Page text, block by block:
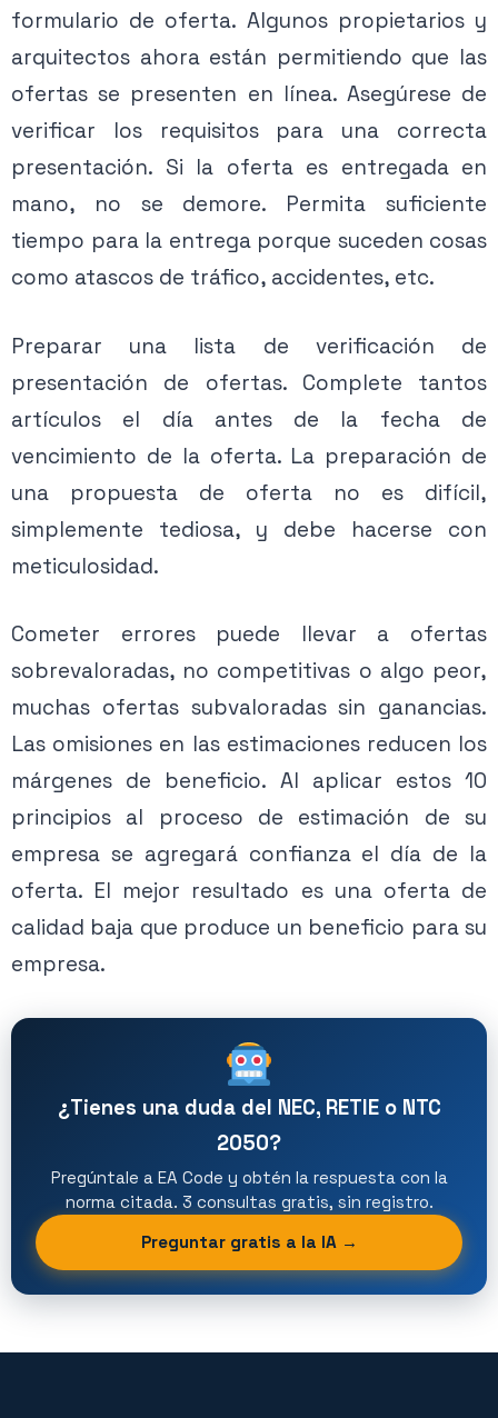
formulario de oferta. Algunos propietarios y
arquitectos ahora están permitiendo que las
ofertas se presenten en línea. Asegúrese de
verificar los requisitos para una correcta
presentación. Si la oferta es entregada en
mano, no se demore. Permita suficiente
tiempo para la entrega porque suceden cosas
como atascos de tráfico, accidentes, etc.
Preparar una lista de verificación de
presentación de ofertas. Complete tantos
artículos el día antes de la fecha de
vencimiento de la oferta. La preparación de
una propuesta de oferta no es difícil,
simplemente tediosa, y debe hacerse con
meticulosidad.
Cometer errores puede llevar a ofertas
sobrevaloradas, no competitivas o algo peor,
muchas ofertas subvaloradas sin ganancias.
Las omisiones en las estimaciones reducen los
márgenes de beneficio. Al aplicar estos 10
principios al proceso de estimación de su
empresa se agregará confianza el día de la
oferta. El mejor resultado es una oferta de
calidad baja que produce un beneficio para su
empresa.
¿Tienes una duda del NEC, RETIE o NTC
2050?
Pregúntale a EA Code y obtén la respuesta con la
norma citada. 3 consultas gratis, sin registro.
Preguntar gratis a la IA →